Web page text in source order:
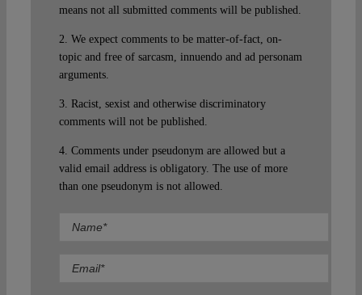
means not all submitted comments will be published.
2. We expect comments to be matter-of-fact, on-
topic and free of sarcasm, innuendo and ad personam
arguments.
3. Racist, sexist and otherwise discriminatory
comments will not be published.
4. Comments under pseudonym are allowed but a
valid email address is obligatory. The use of more
than one pseudonym is not allowed.